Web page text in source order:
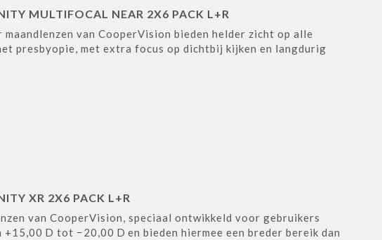
MULTIFOCAL NEAR 2X6 PACK L+R
van CooperVision bieden helder zicht op alle
presbyopie, met extra focus op dichtbij kijken en langdurig
XR 2X6 PACK L+R
van CooperVision, speciaal ontwikkeld voor gebruikers
D tot −20,00 D en bieden hiermee een breder bereik dan